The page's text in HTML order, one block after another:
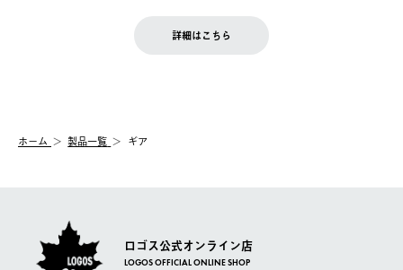
【配送業者】
佐川急便にて配送されます。
お客様都合の返品にかかる送料は、お客様ご負担とさせていただ
一度お手元の商品を返品いただき、ご希望商品を再注文してくだ
LOGOS FAMILY会員の方は、会員マイページ内 購入履歴画面に
詳細はこちら
ホーム 製品一覧 ギア
ロゴス公式オンライン店
LOGOS OFFICIAL ONLINE SHOP